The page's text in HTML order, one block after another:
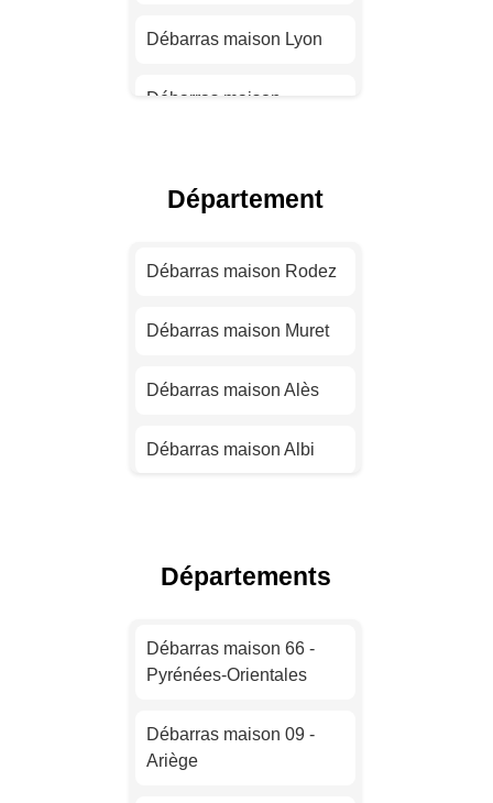
Débarras maison Lyon
Débarras maison
Débarras maison Nice
Strasbourg
Débarras maison
Rennes
Débarras maison Le
Département
Débarras maison Rodez
Débarras maison Muret
Débarras maison Alès
Débarras maison Albi
Débarras maison
Narbonne
Débarras maison
Montauban
Débarras maison
Castres
Départements
Débarras maison 66 -
Pyrénées-Orientales
Débarras maison 09 -
Ariège